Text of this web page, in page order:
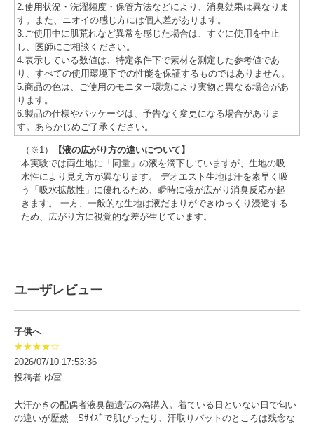
2.使用状況・洗濯頻度・保管方法などにより、消臭効果は異なりま
す。また、ニオイの感じ方には個人差があります。
3.ご使用中に肌荒れなど異常を感じた場合は、すぐに使用を中止
し、医師にご相談ください。
4.表示している数値は、特定条件下で素材を測定した参考値であ
り、すべての使用環境下での性能を保証するものではありません。
5.商品の色は、ご使用のモニター環境により実物と異なる場合があ
ります。
6.製品の仕様やパッケージは、予告なく変更になる場合がありま
す。あらかじめご了承ください。
（※1）
【液の広がり方の違いについて】
本実験では両生地に「同量」の液を滴下していますが、生地の吸
水性により見え方が異なります。 デオエスト生地は汗を素早く吸
う「吸水拡散性」に優れるため、瞬時に液が広がり消臭反応が起
きます。 一方、一般的な生地は液だまりができゆっくり浸透する
ため、広がり方に視覚的な差が生じています。
ユーザレビュー
子供へ
★★★★☆
2026/07/10 17:53:36
投稿者:ゆ富
大汗かきの配偶者液臭菌遺伝の為購入。着ている日といない日で匂い
の違いが歴然 Sｻｲｽﾞで肌ぴったり、汗取りパットのところは残念な